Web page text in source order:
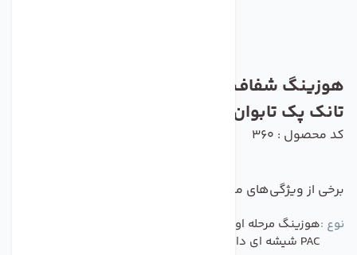
هوزینگ شفاف دستگاه تصفیه آب خانگی
تانک پک تابوان
کد محصول : 360
برخی از ویژگی‌های مهم این محصول :
نوع :
PAC شیشه ای دابل اورینگ